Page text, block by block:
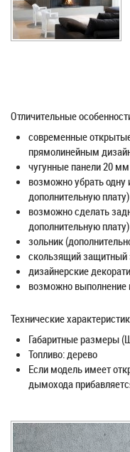
Отличительные
современные
прямолинейным
чугунные панели 20
возможно убрать одну
дополнительную плату)
возможно сделать
дополнительную плату)
зольник
скользящий защитный
дизайнерские
возможно выполнение
Технические
Габаритные размеры
Топливо: дерево
Если модель имеет
дымохода